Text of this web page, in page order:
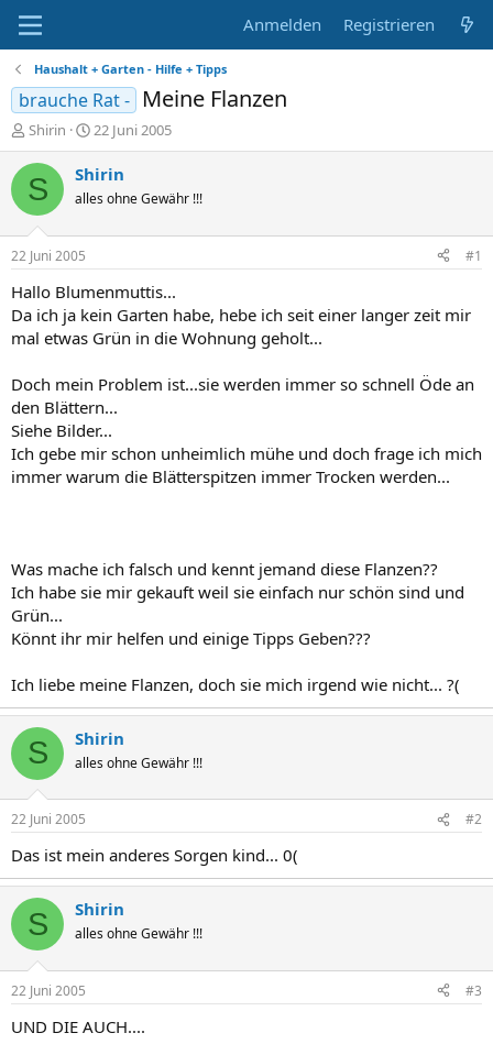
Anmelden Registrieren
Haushalt + Garten - Hilfe + Tipps
brauche Rat - Meine Flanzen
E
r
s
t
e
r
Shirin
E
r
s
e
t
a
m
22 Juni 2005
S Shirin
alles ohne Gewähr !!!
22 Juni 2005 #1
Hallo Blumenmuttis...
Da ich ja kein Garten habe, hebe ich seit einer langer zeit mir
mal etwas Grün in die Wohnung geholt...
Doch mein Problem ist...sie werden immer so schnell Öde an
den Blättern...
Siehe Bilder...
Ich gebe mir schon unheimlich mühe und doch frage ich mich
immer warum die Blätterspitzen immer Trocken werden...
Was mache ich falsch und kennt jemand diese Flanzen??
Ich habe sie mir gekauft weil sie einfach nur schön sind und
Grün...
Könnt ihr mir helfen und einige Tipps Geben???
Ich liebe meine Flanzen, doch sie mich irgend wie nicht... ?(
S Shirin
alles ohne Gewähr !!!
22 Juni 2005 #2
Das ist mein anderes Sorgen kind... 0(
S Shirin
alles ohne Gewähr !!!
22 Juni 2005 #3
UND DIE AUCH....